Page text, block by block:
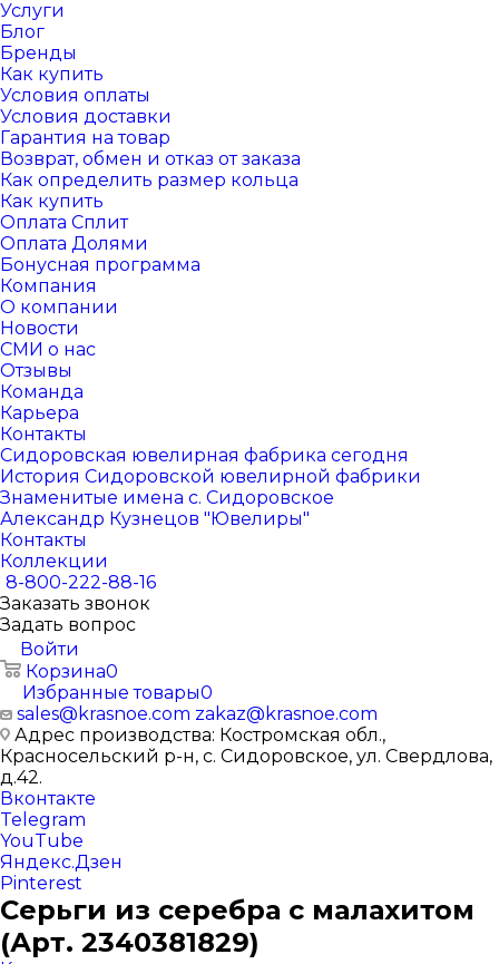
Услуги
Блог
Бренды
Как купить
Условия оплаты
Условия доставки
Гарантия на товар
Возврат, обмен и отказ от заказа
Как определить размер кольца
Как купить
Оплата Сплит
Оплата Долями
Бонусная программа
Компания
О компании
Новости
СМИ о нас
Отзывы
Команда
Карьера
Контакты
Сидоровская ювелирная фабрика сегодня
История Сидоровской ювелирной фабрики
Знаменитые имена с. Сидоровское
Александр Кузнецов "Ювелиры"
Контакты
Коллекции
8-800-222-88-16
Заказать звонок
Задать вопрос
Войти
Корзина0
Избранные товары0
sales@krasnoe.com zakaz@krasnoe.com
Адрес производства: Костромская обл.,
Красносельский р-н, с. Сидоровское, ул. Свердлова,
д.42.
Вконтакте
Telegram
YouTube
Яндекс.Дзен
Pinterest
Серьги из серебра с малахитом
(Арт. 2340381829)